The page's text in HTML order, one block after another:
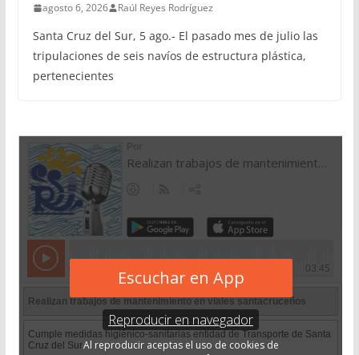
agosto 6, 2026 Raúl Reyes Rodríguez
Santa Cruz del Sur, 5 ago.- El pasado mes de julio las
tripulaciones de seis navíos de estructura plástica,
pertenecientes